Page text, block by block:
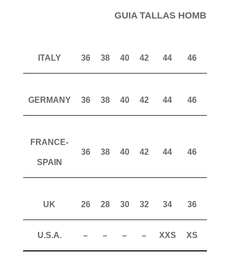
GUIA TALLAS HOMBRE
ITALY 36 38 40 42 44 46
GERMANY 36 38 40 42 44 46
FRANCE-
SPAIN
36 38 40 42 44 46
UK 26 28 30 32 34 36
U.S.A. – – – – XXS XS